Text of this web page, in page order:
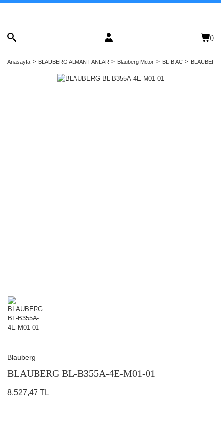
()
Anasayfa BLAUBERG ALMAN FANLAR Blauberg Motor BL-B AC
Blauberg
BLAUBERG BL-B355A-4E-M01-01
8.527,47 TL